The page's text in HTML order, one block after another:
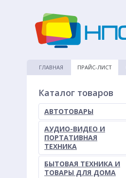
ГЛАВНАЯ ПРАЙС-ЛИСТ
Каталог товаров
АВТОТОВАРЫ
АУДИО-ВИДЕО И
ПОРТАТИВНАЯ
ТЕХНИКА
БЫТОВАЯ ТЕХНИКА И
ТОВАРЫ ДЛЯ ДОМА